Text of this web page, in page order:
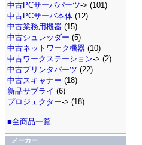
中古PCサーバパーツ-> (101)
中古PCサーバ本体 (12)
中古業務用機器 (15)
中古シュレッダー (5)
中古ネットワーク機器 (10)
中古ワークステーション-> (2)
中古プリンタパーツ (22)
中古スキャナー (18)
新品サプライ (6)
プロジェクター-> (18)
■全商品一覧
メーカー